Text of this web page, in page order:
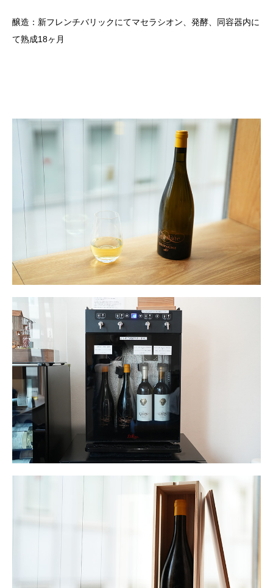
醸造：新フレンチバリックにてマセラシオン、発酵、同容器内に
て熟成18ヶ月